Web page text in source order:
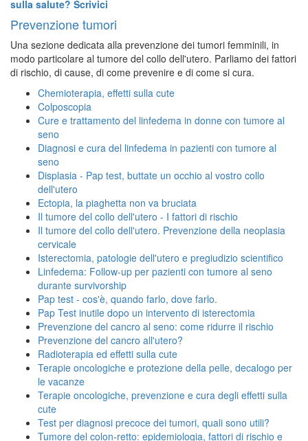
sulla salute? Scrivici
Prevenzione tumori
Una sezione dedicata alla prevenzione dei tumori femminili, in
modo particolare al tumore del collo dell'utero. Parliamo dei fattori
di rischio, di cause, di come prevenire e di come si cura.
Chemioterapia, effetti sulla cute
Colposcopia
Cure e trattamento del linfedema in donne con tumore al
seno
Diagnosi e cura del linfedema in pazienti con tumore al
seno
Displasia - Pap test, buttate un occhio al vostro collo
dell'utero
Ectopia, la piaghetta non va bruciata
Il tumore del collo dell'utero - I fattori di rischio
Il tumore del collo dell'utero. Prevenzione della neoplasia
cervicale
Isterectomia, patologie dell'utero e pregiudizio scientifico
Linfedema: Follow-up per pazienti con tumore al seno
durante survivorship
Pap test - cos'è, quando farlo, dove farlo.
Pap Test inutile dopo un intervento di isterectomia
Prevenzione del cancro al seno: come ridurre il rischio
Prevenzione del cancro all'utero?
Radioterapia ed effetti sulla cute
Terapie oncologiche e protezione della pelle, decalogo per
le vacanze
Terapie oncologiche, prevenzione e cura degli effetti sulla
cute
Test per diagnosi precoce dei tumori, quali sono utili?
Tumore del colon-retto: epidemiologia, fattori di rischio e